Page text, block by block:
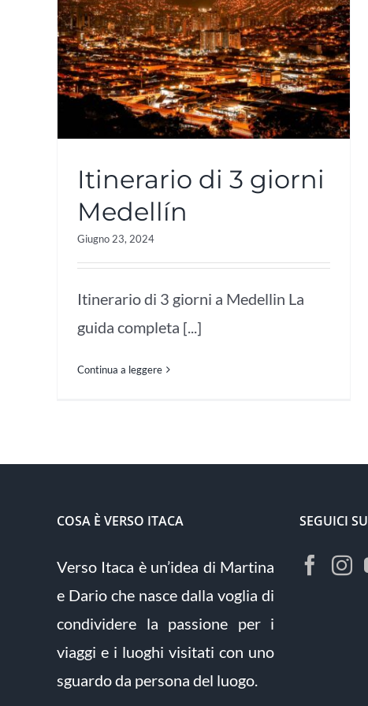
Itinerario di 3 giorni
Medellín
Giugno 23, 2024
Itinerario di 3 giorni a Medellin La
guida completa [...]
Continua a leggere
COSA È VERSO ITACA
Verso Itaca è un’idea di Martina
e Dario che nasce dalla voglia di
condividere la passione per i
viaggi e i luoghi visitati con uno
sguardo da persona del luogo.
SEGUICI SU